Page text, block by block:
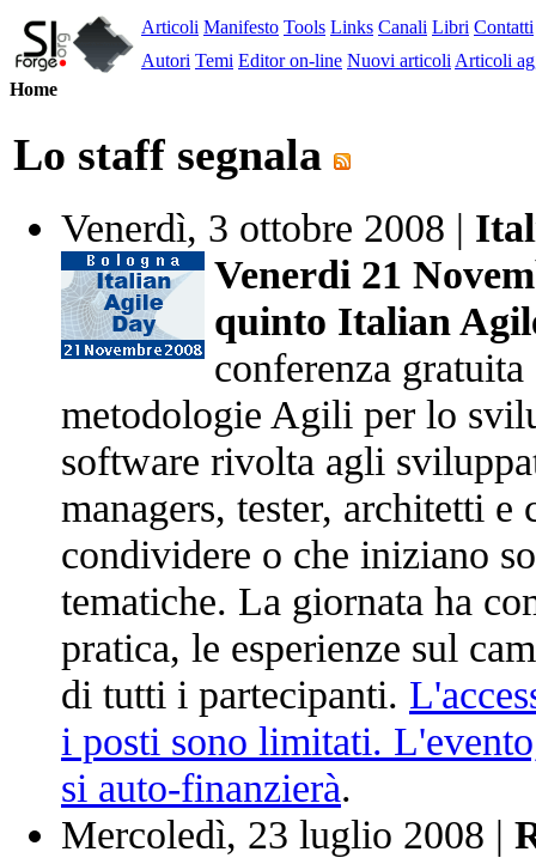
Articoli Manifesto Tools Links Canali Libri Contatti
Autori Temi Editor on-line Nuovi articoli Articoli
Home
Lo staff segnala
Venerdì, 3 ottobre 2008 |
Venerdi 21
quinto Italian
conferenza
metodologie Agili per lo
software rivolta agli
managers, tester, architetti e
condividere o che iniziano
tematiche. La giornata ha
pratica, le esperienze sul
di tutti i partecipanti.
i posti sono limitati.
si auto-finanzierà.
Mercoledì, 23 luglio 2008 |